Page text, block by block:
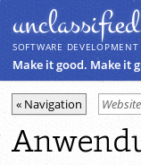
unclassiﬁed
SOFTWARE DEVELOPMENT
Make it good. Make it